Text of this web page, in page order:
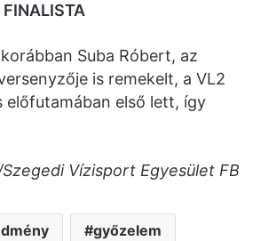
FINALISTA
Suba Róbert, az
is remekelt, a VL2
előfutamában első lett, így
Vízisport Egyesület FB
győzelem